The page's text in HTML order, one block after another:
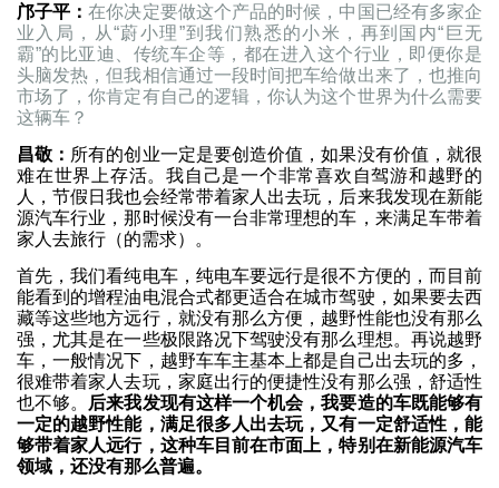
邝子平：在你决定要做这个产品的时候，中国已经有多家企
业入局，从“蔚小理”到我们熟悉的小米，再到国内“巨无
霸”的比亚迪、传统车企等，都在进入这个行业，即便你是
头脑发热，但我相信通过一段时间把车给做出来了，也推向
市场了，你肯定有自己的逻辑，你认为这个世界为什么需要
这辆车？
昌敬： 所有的创业一定是要创造价值，如果没有价值，就很
难在世界上存活。我自己是一个非常喜欢自驾游和越野的
人，节假日我也会经常带着家人出去玩，后来我发现在新能
源汽车行业，那时候没有一台非常理想的车，来满足车带着
家人去旅行（的需求）。
首先，我们看纯电车，纯电车要远行是很不方便的，而目前
能看到的增程油电混合式都更适合在城市驾驶，如果要去西
藏等这些地方远行，就没有那么方便，越野性能也没有那么
强，尤其是在一些极限路况下驾驶没有那么理想。再说越野
车，一般情况下，越野车车主基本上都是自己出去玩的多，
很难带着家人去玩，家庭出行的便捷性没有那么强，舒适性
也不够。 后来我发现有这样一个机会，我要造的车既能够有
一定的越野性能，满足很多人出去玩，又有一定舒适性，能
够带着家人远行，这种车目前在市面上，特别在新能源汽车
领域，还没有那么普遍。